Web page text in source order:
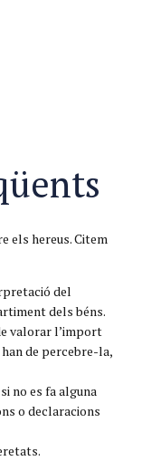
els hereus. Citem
del
dels béns.
valorar l’import
de percebre-la,
no es fa alguna
o declaracions